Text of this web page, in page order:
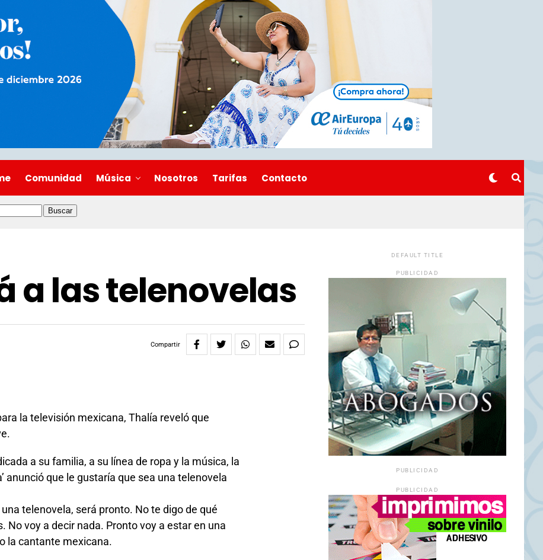
Comunidad Música Nosotros Tarifas Contacto
a las telenovelas
Compartir
la televisión mexicana, Thalía reveló que
a su familia, a su línea de ropa y la música, la
anunció que le gustaría que sea una telenovela
telenovela, será pronto. No te digo de qué
No voy a decir nada. Pronto voy a estar en una
la cantante mexicana.
DEFAULT TITLE
PUBLICIDAD
PUBLICIDAD
PUBLICIDAD